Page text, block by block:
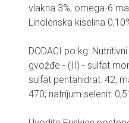
vlakna 3%, omega-6
Linolenska kiselina
DODACI po kg:
gvožđe - (II) - sulfat
sulfat pentahidrat: 42;
470; natrijum selenit: